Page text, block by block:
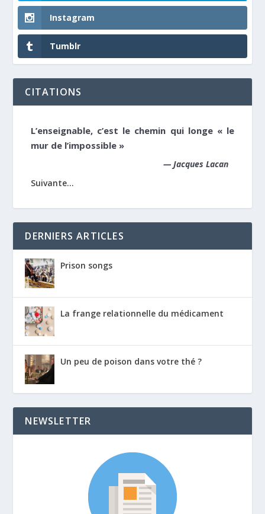
Instagram
Tumblr
CITATIONS
L’enseignable, c’est le chemin qui longe « le
mur de l’impossible »
— Jacques Lacan
Suivante...
DERNIERS ARTICLES
Prison songs
La frange relationnelle du médicament
Un peu de poison dans votre thé ?
NEWSLETTER